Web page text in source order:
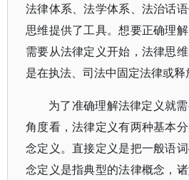
法律体系、法学体系、法治话
思维提供了工具。想要正确理
需要从法律定义开始，法律思
是在执法、司法中固定法律或释
为了准确理解法律定义就
角度看，法律定义有两种基本
念定义。直接定义是把一般语
念定义是指典型的法律概念，